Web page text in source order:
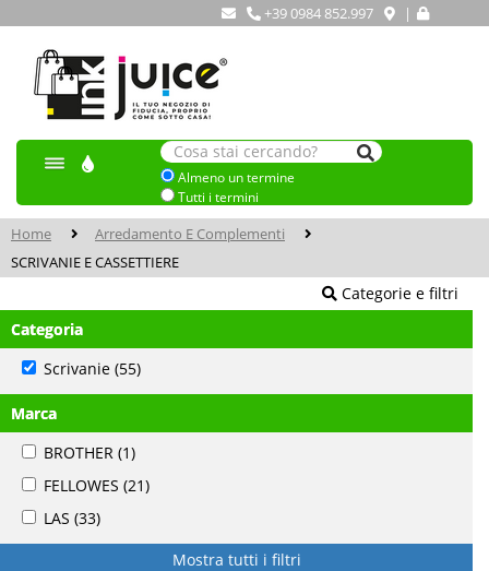
+39 0984 852.997 |
Almeno un termine
Tutti i termini
Home
Arredamento E Complementi
SCRIVANIE E CASSETTIERE
Categorie e filtri
Categoria
Scrivanie (55)
Marca
BROTHER (1)
FELLOWES (21)
LAS (33)
Mostra tutti i filtri